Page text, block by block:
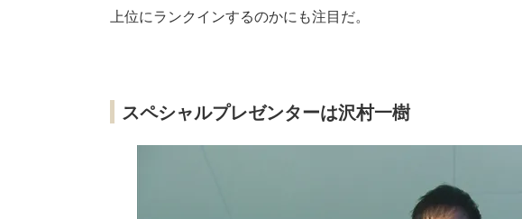
上位にランクインするのかにも注目だ。
スペシャルプレゼンターは沢村一樹